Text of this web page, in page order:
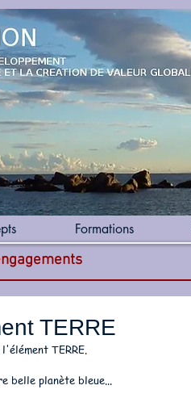
TERRE
TERRE.
belle planète bleue...
Formations